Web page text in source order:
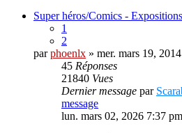
Super héros/Comics -
1
2
parphoenlx » mer. mars 19,
45 Réponses
21840 Vues
Dernier message par
message
lun. mars 02, 2026 7:37 pm